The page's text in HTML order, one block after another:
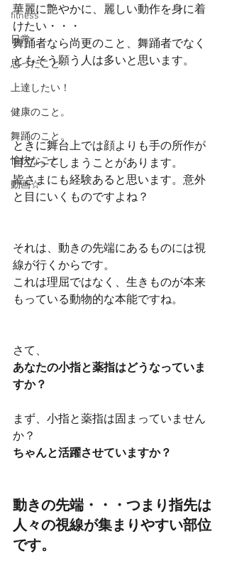
fitness
日常
思ったこと
上達したい！
健康のこと。
舞踊のこと。
愉快なこと
動画☆
華麗に艶やかに、麗しい動作を身に着
けたい・・・
舞踊者なら尚更のこと、舞踊者でなく
ともそう願う人は多いと思います。
ときに舞台上では顔よりも手の所作が
目立ってしまうことがあります。
皆さまにも経験あると思います。意外
と目にいくものですよね？
それは、動きの先端にあるものには視
線が行くからです。
これは理屈ではなく、生きものが本来
もっている動物的な本能ですね。
さて、
あなたの小指と薬指はどうなっていま
すか？
まず、小指と薬指は固まっていません
か？
ちゃんと活躍させていますか？
動きの先端・・・つまり指先は
人々の視線が集まりやすい部位
です。